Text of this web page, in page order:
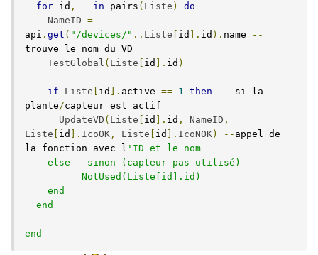
for id , in pairs ( Liste )
do
NameID =
api . get ( "/devices/" .. Liste id ]. id ). name
--
trouve le nom du VD
TestGlobal ( Liste id ]. id )
if Liste id ]. active == 1 then --
si la
plante/capteur est actif
UpdateVD ( Liste id ]. id , NameID ,
Liste
id ]. IcoOK , Liste id ]. IcoNOK) -- appel de
la fonction avec l 'ID et le nom
end